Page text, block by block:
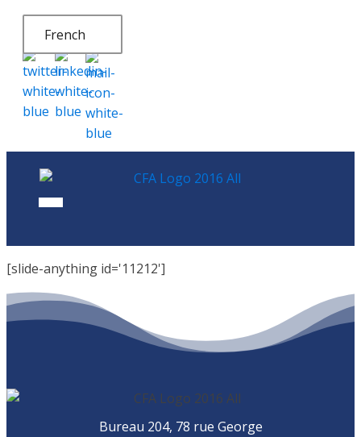
French
[slide-anything id='11212']
Bureau 204, 78 rue George